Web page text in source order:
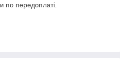
по передоплаті.